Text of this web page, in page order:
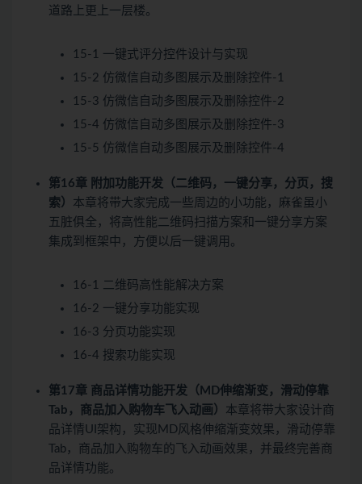
道路上更上一层楼。
15-1 一键式评分控件设计与实现
15-2 仿微信自动多图展示及删除控件-1
15-3 仿微信自动多图展示及删除控件-2
15-4 仿微信自动多图展示及删除控件-3
15-5 仿微信自动多图展示及删除控件-4
第16章 附加功能开发（二维码，一键分享，分页，搜
索） 本章将带大家完成一些周边的小功能，麻雀虽小
五脏俱全，将高性能二维码扫描方案和一键分享方案
集成到框架中，方便以后一键调用。
16-1 二维码高性能解决方案
16-2 一键分享功能实现
16-3 分页功能实现
16-4 搜索功能实现
第17章 商品详情功能开发（MD伸缩渐变，滑动停靠
Tab，商品加入购物车飞入动画） 本章将带大家设计商
品详情UI架构，实现MD风格伸缩渐变效果，滑动停靠
Tab，商品加入购物车的飞入动画效果，并最终完善商
品详情功能。